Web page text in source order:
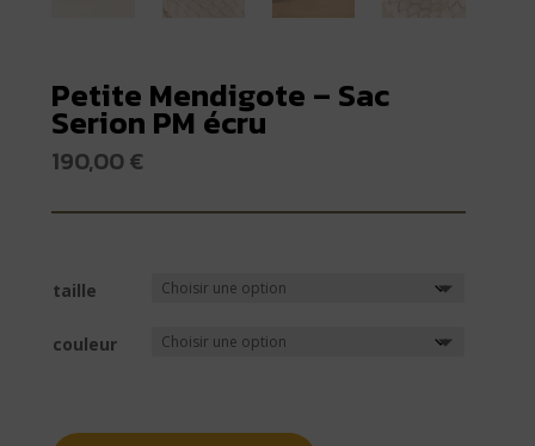
Petite Mendigote – Sac
Serion PM écru
190,00€
taille
couleur